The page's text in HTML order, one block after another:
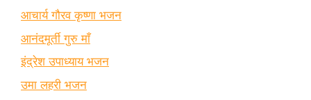
आचार्य गौरव कृष्णा भजन
आनंदमूर्ती गुरु माँ
इंद्रेश उपाध्याय भजन
उमा लहरी भजन